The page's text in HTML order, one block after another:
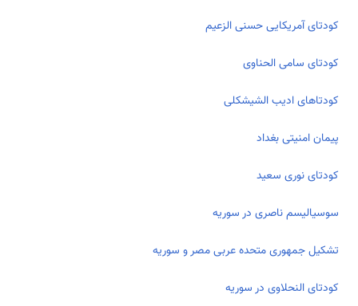
کودتای آمریکایی حسنی الزعیم
کودتای سامی الحناوی
کودتاهای ادیب الشیشکلی
پیمان امنیتی بغداد
کودتای نوری سعید
سوسیالیسم ناصری در سوریه
تشکیل جمهوری متحده عربی مصر و سوریه
کودتای النحلاوی در سوریه